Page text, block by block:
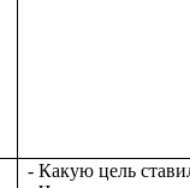
- Какую цель